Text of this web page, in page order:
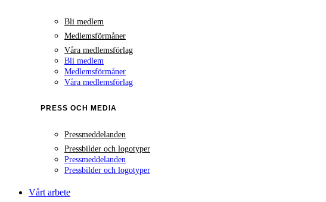
Bli medlem
Medlemsförmåner
Våra medlemsförlag
Bli medlem
Medlemsförmåner
Våra medlemsförlag
PRESS OCH MEDIA
Pressmeddelanden
Pressbilder och logotyper
Pressmeddelanden
Pressbilder och logotyper
Vårt arbete